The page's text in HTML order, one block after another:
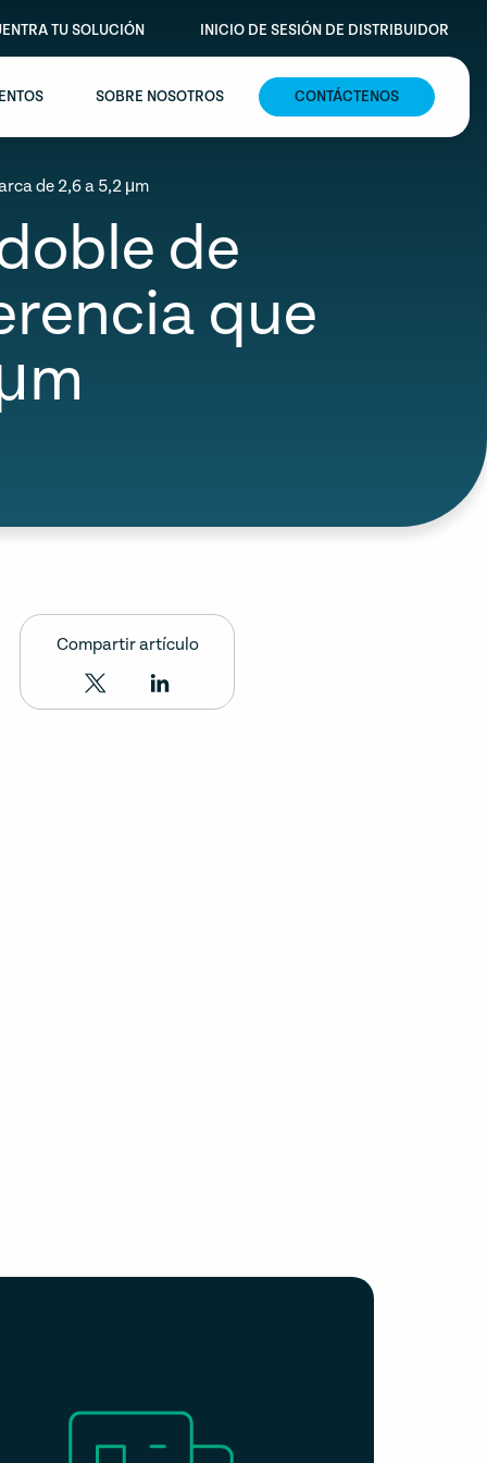
TU SOLUCIÓN INICIO DE SESIÓN DE DISTRIBUIDOR
SOBRE NOSOTROS CONTÁCTENOS
de 2,6 a 5,2 μm
de
que
Compartir artículo